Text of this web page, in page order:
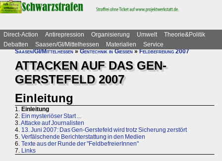
Direct-Action Antirepression Organisierung Umwelt
Theorie&Politik
Debatten
Saasen/GI/Mittelhessen Materialien
Service
Saasen/GI/Mittelhessen»Gentechnik in Gießen»Feldbefreiung 2007
ATTACKEN AUF DAS GEN-
GERSTEFELD 2007
Einleitung
1. Einleitung
2. Ein mysteriöser Start ...
3.Attacke auf Journalisten
4. 13. Juni 2007: Das Gen-Gerstefeld wird trotz Sicherung zerstört
5. Verfälschende Berichterstattung in den Medien
6. Texte aus der Runde der "FeldbefreierInnen"
7. Links